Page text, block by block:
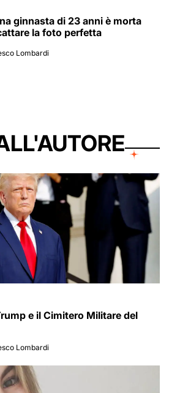
ginnasta di 23 anni è morta
la foto perfetta
Lombardi
e il Cimitero Militare del
Lombardi